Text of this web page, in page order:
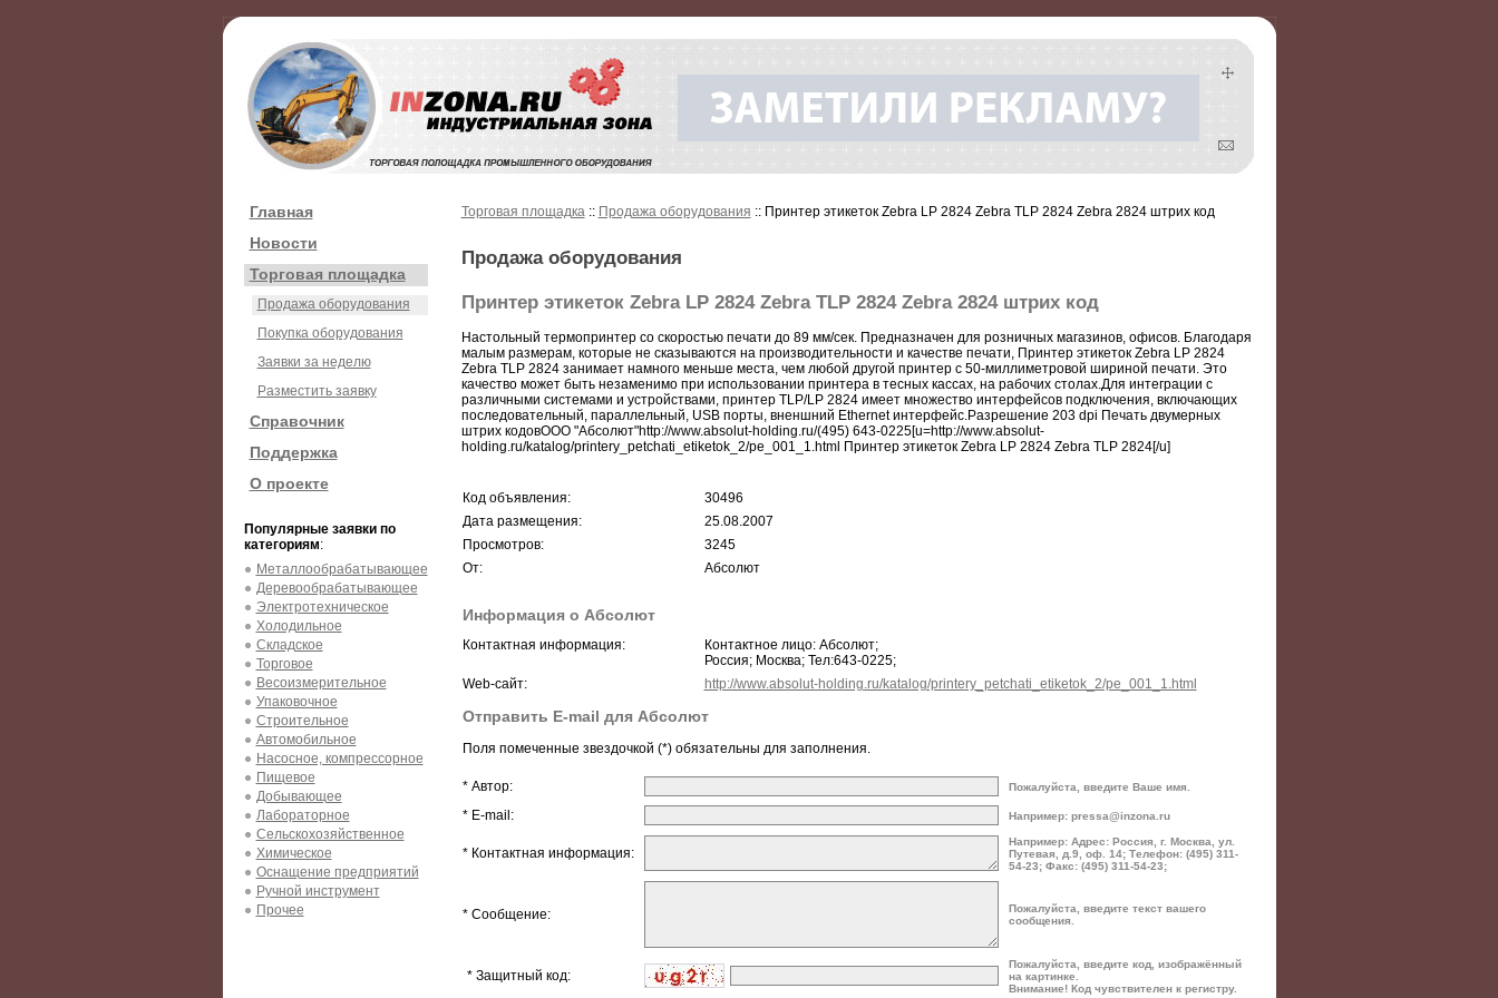
Главная
Новости
Торговая площадка
Продажа оборудования
Покупка оборудования
Заявки за неделю
Разместить заявку
Справочник
Поддержка
О проекте
Популярные заявки по
категориям:
Металлообрабатывающее
Деревообрабатывающее
Электротехническое
Холодильное
Складское
Торговое
Весоизмерительное
Упаковочное
Строительное
Автомобильное
Насосное, компрессорное
Пищевое
Добывающее
Лабораторное
Сельскохозяйственное
Химическое
Оснащение предприятий
Ручной инструмент
Прочее
Торговая площадка:: Продажа оборудования :: Принтер этикеток Zebra LP 2824 Zebra TLP 2824 Zebra 2824 штрих код
Продажа оборудования
Принтер этикеток Zebra LP 2824 Zebra TLP 2824 Zebra 2824 штрих код
Настольный термопринтер со скоростью печати до 89 мм/сек. Предназначен для розничных магазинов, офисов. Благодаря
малым размерам, которые не сказываются на производительности и качестве печати, Принтер этикеток Zebra LP 2824
Zebra TLP 2824 занимает намного меньше места, чем любой другой принтер с 50-миллиметровой шириной печати. Это
качество может быть незаменимо при использовании принтера в тесных кассах, на рабочих столах.Для интеграции с
различными системами и устройствами, принтер TLP/LP 2824 имеет множество интерфейсов подключения, включающих
последовательный, параллельный, USB порты, вненшний Ethernet интерфейс.Разрешение 203 dpi Печать двумерных
штрих кодовООО "Абсолют"http://www.absolut-holding.ru/(495) 643-0225[u=http://www.absolut-
holding.ru/katalog/printery_petchati_etiketok_2/pe_001_1.html Принтер этикеток Zebra LP 2824 Zebra TLP 2824[/u]
Код объявления:
30496
Дата размещения:
25.08.2007
Просмотров:
3245
От:
Абсолют
Информация о Абсолют
Контактная информация:
Контактное лицо: Абсолют;
Россия; Москва; Тел:643-0225;
Web-сайт:
http://www.absolut-holding.ru/katalog/printery_petchati_etiketok_2/pe_001_1.html
Отправить E-mail для Абсолют
Поля помеченные звездочкой (*) обязательны для заполнения.
* Автор: Пожалуйста, введите Ваше имя.
* E-mail: Например: pressa@inzona.ru
* Контактная информация:
Например: Адрес: Россия, г. Москва, ул.
Путевая, д.9, оф. 14; Телефон: (495) 311-
54-23; Факс: (495) 311-54-23;
* Сообщение:
Пожалуйста, введите текст вашего
сообщения.
* Защитный код:
Пожалуйста, введите код, изображённый
на картинке.
Внимание! Код чувствителен к регистру.